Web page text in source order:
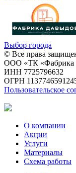
Выбор города
© Все права
ООО «ТК «Фабрика
ИНН 7725796632
ОГРН
Пользовательское
О компании
Акции
Услуги
Материалы
Схема работы